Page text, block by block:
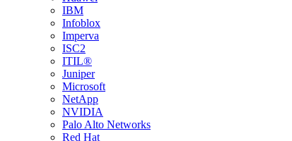
IBM
Infoblox
Imperva
ISC2
ITIL®
Juniper
Microsoft
NetApp
NVIDIA
Palo Alto Networks
Red Hat